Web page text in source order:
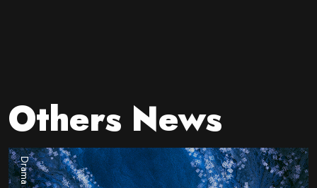
Others News
Drama